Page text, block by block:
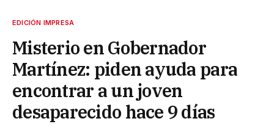
EDICIÓN IMPRESA
Misterio en Gobernador
Martínez: piden ayuda para
encontrar a un joven
desaparecido hace 9 días